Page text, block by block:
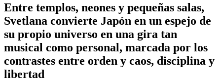
Entre templos, neones y pequeñas salas,
Svetlana convierte Japón en un espejo de
su propio universo en una gira tan
musical como personal, marcada por los
contrastes entre orden y caos, disciplina y
libertad